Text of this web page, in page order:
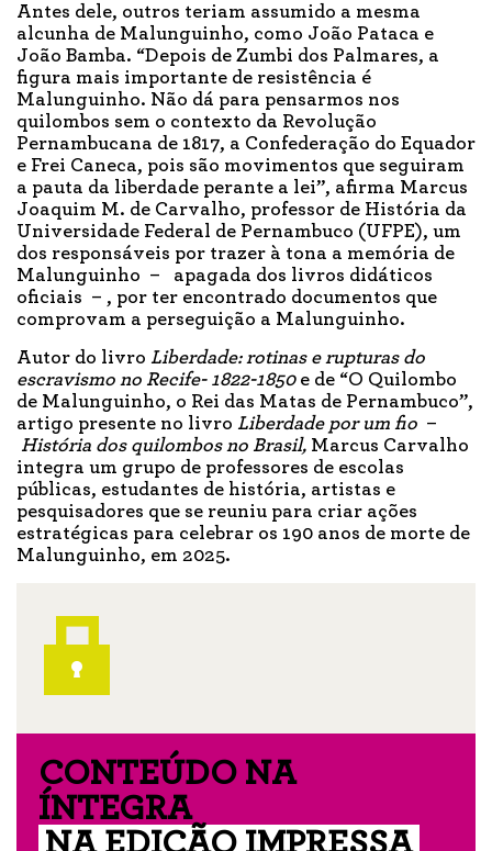
Antes dele, outros teriam assumido a mesma
alcunha de Malunguinho, como João Pataca e
João Bamba. “Depois de Zumbi dos Palmares, a
figura mais importante de resistência é
Malunguinho. Não dá para pensarmos nos
quilombos sem o contexto da Revolução
Pernambucana de 1817, a Confederação do Equador
e Frei Caneca, pois são movimentos que seguiram
a pauta da liberdade perante a lei”, afirma Marcus
Joaquim M. de Carvalho, professor de História da
Universidade Federal de Pernambuco (UFPE), um
dos responsáveis por trazer à tona a memória de
Malunguinho – apagada dos livros didáticos
oficiais – , por ter encontrado documentos que
comprovam a perseguição a Malunguinho.
Autor do livro Liberdade: rotinas e rupturas do
escravismo no Recife- 1822-1850e de “O Quilombo
de Malunguinho, o Rei das Matas de Pernambuco”,
artigo presente no livro Liberdade por um fio –
História dos quilombos no Brasil, Marcus Carvalho
integra um grupo de professores de escolas
públicas, estudantes de história, artistas e
pesquisadores que se reuniu para criar ações
estratégicas para celebrar os 190 anos de morte de
Malunguinho, em 2025.
CONTEÚDO NA
ÍNTEGRA
NA EDIÇÃO IMPRESSA